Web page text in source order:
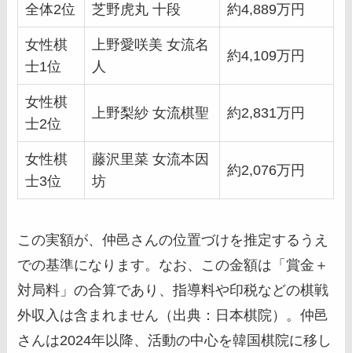
全体2位 芝野虎丸 十段 約4,889万円
女性棋
士1位
上野愛咲美 女流名
人
約4,109万円
女性棋
士2位
上野梨紗 女流棋聖 約2,831万円
女性棋
士3位
藤沢里菜 女流本因
坊
約2,076万円
この実額が、仲邑さんの位置づけを推定するうえ
での基準になります。なお、この金額は「賞金＋
対局料」の合算であり、指導料や印税などの棋戦
外収入は含まれません（出典：日本棋院）。仲邑
さんは2024年以降、活動の中心を韓国棋院に移し